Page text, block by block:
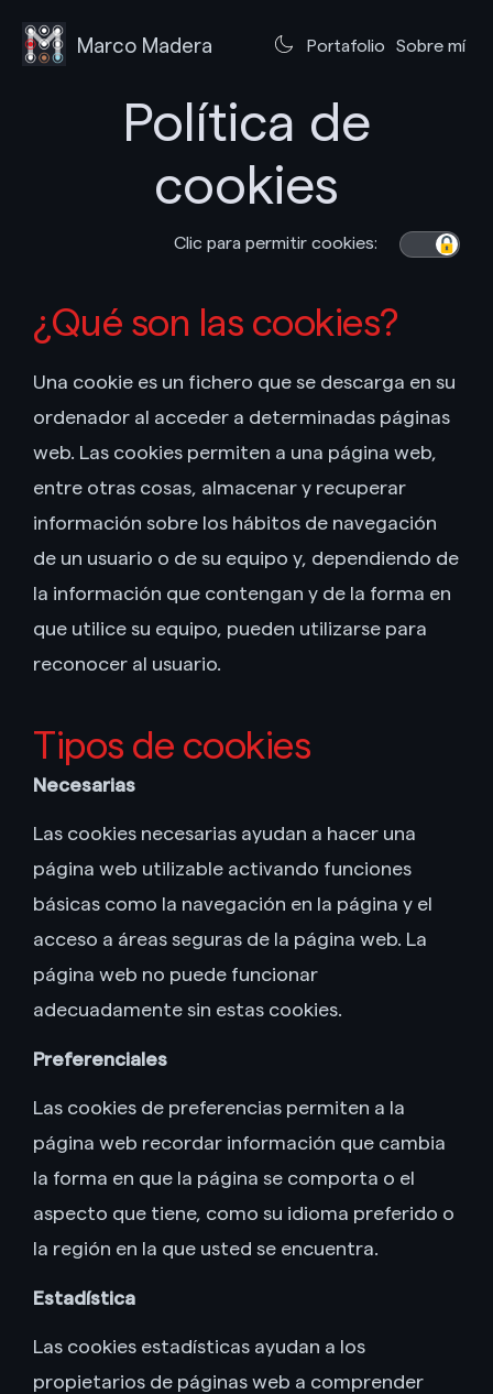
Marco Madera Portafolio Sobre mí
Política de
cookies
Clic para permitir cookies:
¿Qué son las cookies?
Una cookie es un fichero que se descarga en su
ordenador al acceder a determinadas páginas
web. Las cookies permiten a una página web,
entre otras cosas, almacenar y recuperar
información sobre los hábitos de navegación
de un usuario o de su equipo y, dependiendo de
la información que contengan y de la forma en
que utilice su equipo, pueden utilizarse para
reconocer al usuario.
Tipos de cookies
Necesarias
Las cookies necesarias ayudan a hacer una
página web utilizable activando funciones
básicas como la navegación en la página y el
acceso a áreas seguras de la página web. La
página web no puede funcionar
adecuadamente sin estas cookies.
Preferenciales
Las cookies de preferencias permiten a la
página web recordar información que cambia
la forma en que la página se comporta o el
aspecto que tiene, como su idioma preferido o
la región en la que usted se encuentra.
Estadística
Las cookies estadísticas ayudan a los
propietarios de páginas web a comprender